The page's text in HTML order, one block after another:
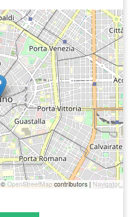
©OpenStreetMapcontributors | Navigator